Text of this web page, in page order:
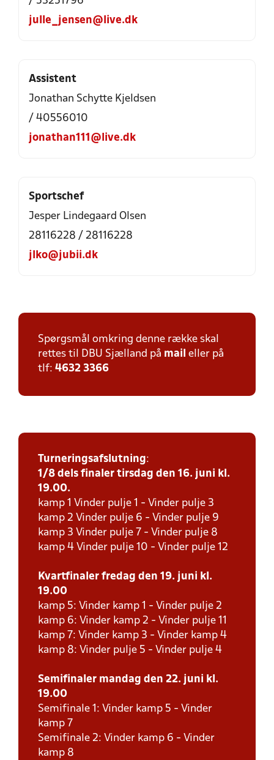
julle_jensen@live.dk
Assistent
Jonathan Schytte Kjeldsen
/ 40556010
jonathan111@live.dk
Sportschef
Jesper Lindegaard Olsen
28116228 / 28116228
jlko@jubii.dk
Spørgsmål omkring denne række skal
rettes til DBU Sjælland på mail eller på
tlf: 4632 3366
Turneringsafslutning:
1/8 dels finaler tirsdag den 16. juni kl.
19.00.
kamp 1 Vinder pulje 1 - Vinder pulje 3
kamp 2 Vinder pulje 6 - Vinder pulje 9
kamp 3 Vinder pulje 7 - Vinder pulje 8
kamp 4 Vinder pulje 10 - Vinder pulje 12
Kvartfinaler fredag den 19. juni kl.
19.00
kamp 5: Vinder kamp 1 - Vinder pulje 2
kamp 6: Vinder kamp 2 - Vinder pulje 11
kamp 7: Vinder kamp 3 - Vinder kamp 4
kamp 8: Vinder pulje 5 - Vinder pulje 4
Semifinaler mandag den 22. juni kl.
19.00
Semifinale 1: Vinder kamp 5 - Vinder
kamp 7
Semifinale 2: Vinder kamp 6 - Vinder
kamp 8